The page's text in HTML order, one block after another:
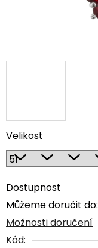
Velikost
Dostupnost
Můžeme doručit do:
Možnosti doručení
Kód: